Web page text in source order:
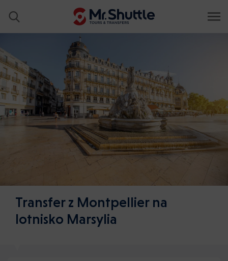
Transfer z Montpellier na
lotnisko Marsylia